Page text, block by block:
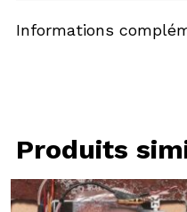
Informations
Produits